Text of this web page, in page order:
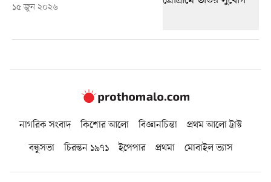
১৫ জুন ২০২৬
নাগরিক সংবাদ কিশোর আলো বিজ্ঞানচিন্তা
প্রথম আলো ট্রাস্ট
বন্ধুসভা
চিরন্তন ১৯৭১ ইপেপার প্রথমা মোবাইল ভ্যাস